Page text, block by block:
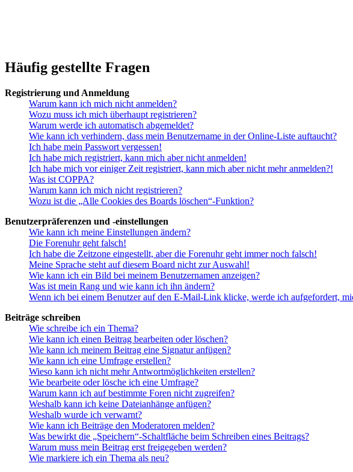
Häufig gestellte Fragen
Registrierung und Anmeldung
Warum kann ich mich nicht anmelden?
Wozu muss ich mich überhaupt registrieren?
Warum werde ich automatisch abgemeldet?
Wie kann ich verhindern, dass mein Benutzername in der Online-Liste auftaucht?
Ich habe mein Passwort vergessen!
Ich habe mich registriert, kann mich aber nicht anmelden!
Ich habe mich vor einiger Zeit registriert, kann mich aber nicht mehr anmelden?!
Was ist COPPA?
Warum kann ich mich nicht registrieren?
Wozu ist die „Alle Cookies des Boards löschen“-Funktion?
Benutzerpräferenzen und -einstellungen
Wie kann ich meine Einstellungen ändern?
Die Forenuhr geht falsch!
Ich habe die Zeitzone eingestellt, aber die Forenuhr geht immer noch falsch!
Meine Sprache steht auf diesem Board nicht zur Auswahl!
Wie kann ich ein Bild bei meinem Benutzernamen anzeigen?
Was ist mein Rang und wie kann ich ihn ändern?
Wenn ich bei einem Benutzer auf den E-Mail-Link klicke, werde ich aufgefordert,
Beiträge schreiben
Wie schreibe ich ein Thema?
Wie kann ich einen Beitrag bearbeiten oder löschen?
Wie kann ich meinem Beitrag eine Signatur anfügen?
Wie kann ich eine Umfrage erstellen?
Wieso kann ich nicht mehr Antwortmöglichkeiten erstellen?
Wie bearbeite oder lösche ich eine Umfrage?
Warum kann ich auf bestimmte Foren nicht zugreifen?
Weshalb kann ich keine Dateianhänge anfügen?
Weshalb wurde ich verwarnt?
Wie kann ich Beiträge den Moderatoren melden?
Was bewirkt die „Speichern“-Schaltfläche beim Schreiben eines Beitrags?
Warum muss mein Beitrag erst freigegeben werden?
Wie markiere ich ein Thema als neu?